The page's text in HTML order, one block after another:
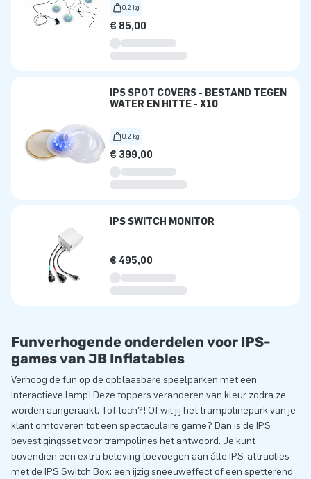
0.2 kg
€ 85,00
IPS SPOT COVERS - BESTAND TEGEN
WATER EN HITTE - X10
0.2 kg
€ 399,00
IPS SWITCH MONITOR
€ 495,00
Funverhogende onderdelen voor IPS-
games van JB Inflatables
Verhoog de fun op de opblaasbare speelparken met een
Interactieve lamp! Deze toppers veranderen van kleur zodra ze
worden aangeraakt. Tof toch?! Of wil jij het trampolinepark van je
klant omtoveren tot een spectaculaire game? Dan is de IPS
bevestigingsset voor trampolines het antwoord. Je kunt
bovendien een extra beleving toevoegen aan álle IPS-attracties
met de IPS Switch Box: een ijzig sneeuweffect of een spetterend